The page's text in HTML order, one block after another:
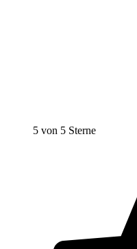
5 von 5 Sterne